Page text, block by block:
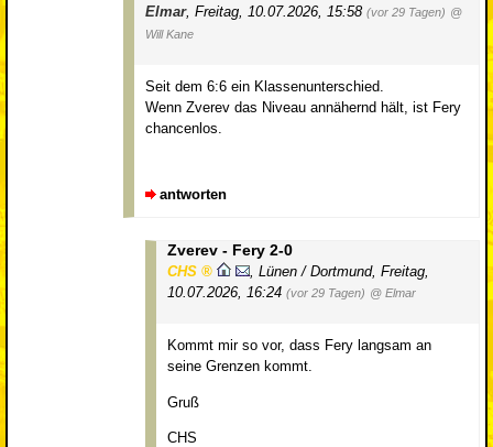
Elmar, Freitag, 10.07.2026, 15:58 (vor 29 Tagen) @
Will Kane
Seit dem 6:6 ein Klassenunterschied.
Wenn Zverev das Niveau annähernd hält, ist Fery
chancenlos.
antworten
Zverev - Fery 2-0
CHS , Lünen / Dortmund, Freitag,
10.07.2026, 16:24 (vor 29 Tagen) @ Elmar
Kommt mir so vor, dass Fery langsam an
seine Grenzen kommt.
Gruß
CHS